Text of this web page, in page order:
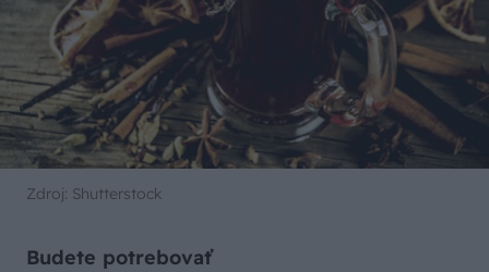
Zdroj: Shutterstock
Budete potrebovať